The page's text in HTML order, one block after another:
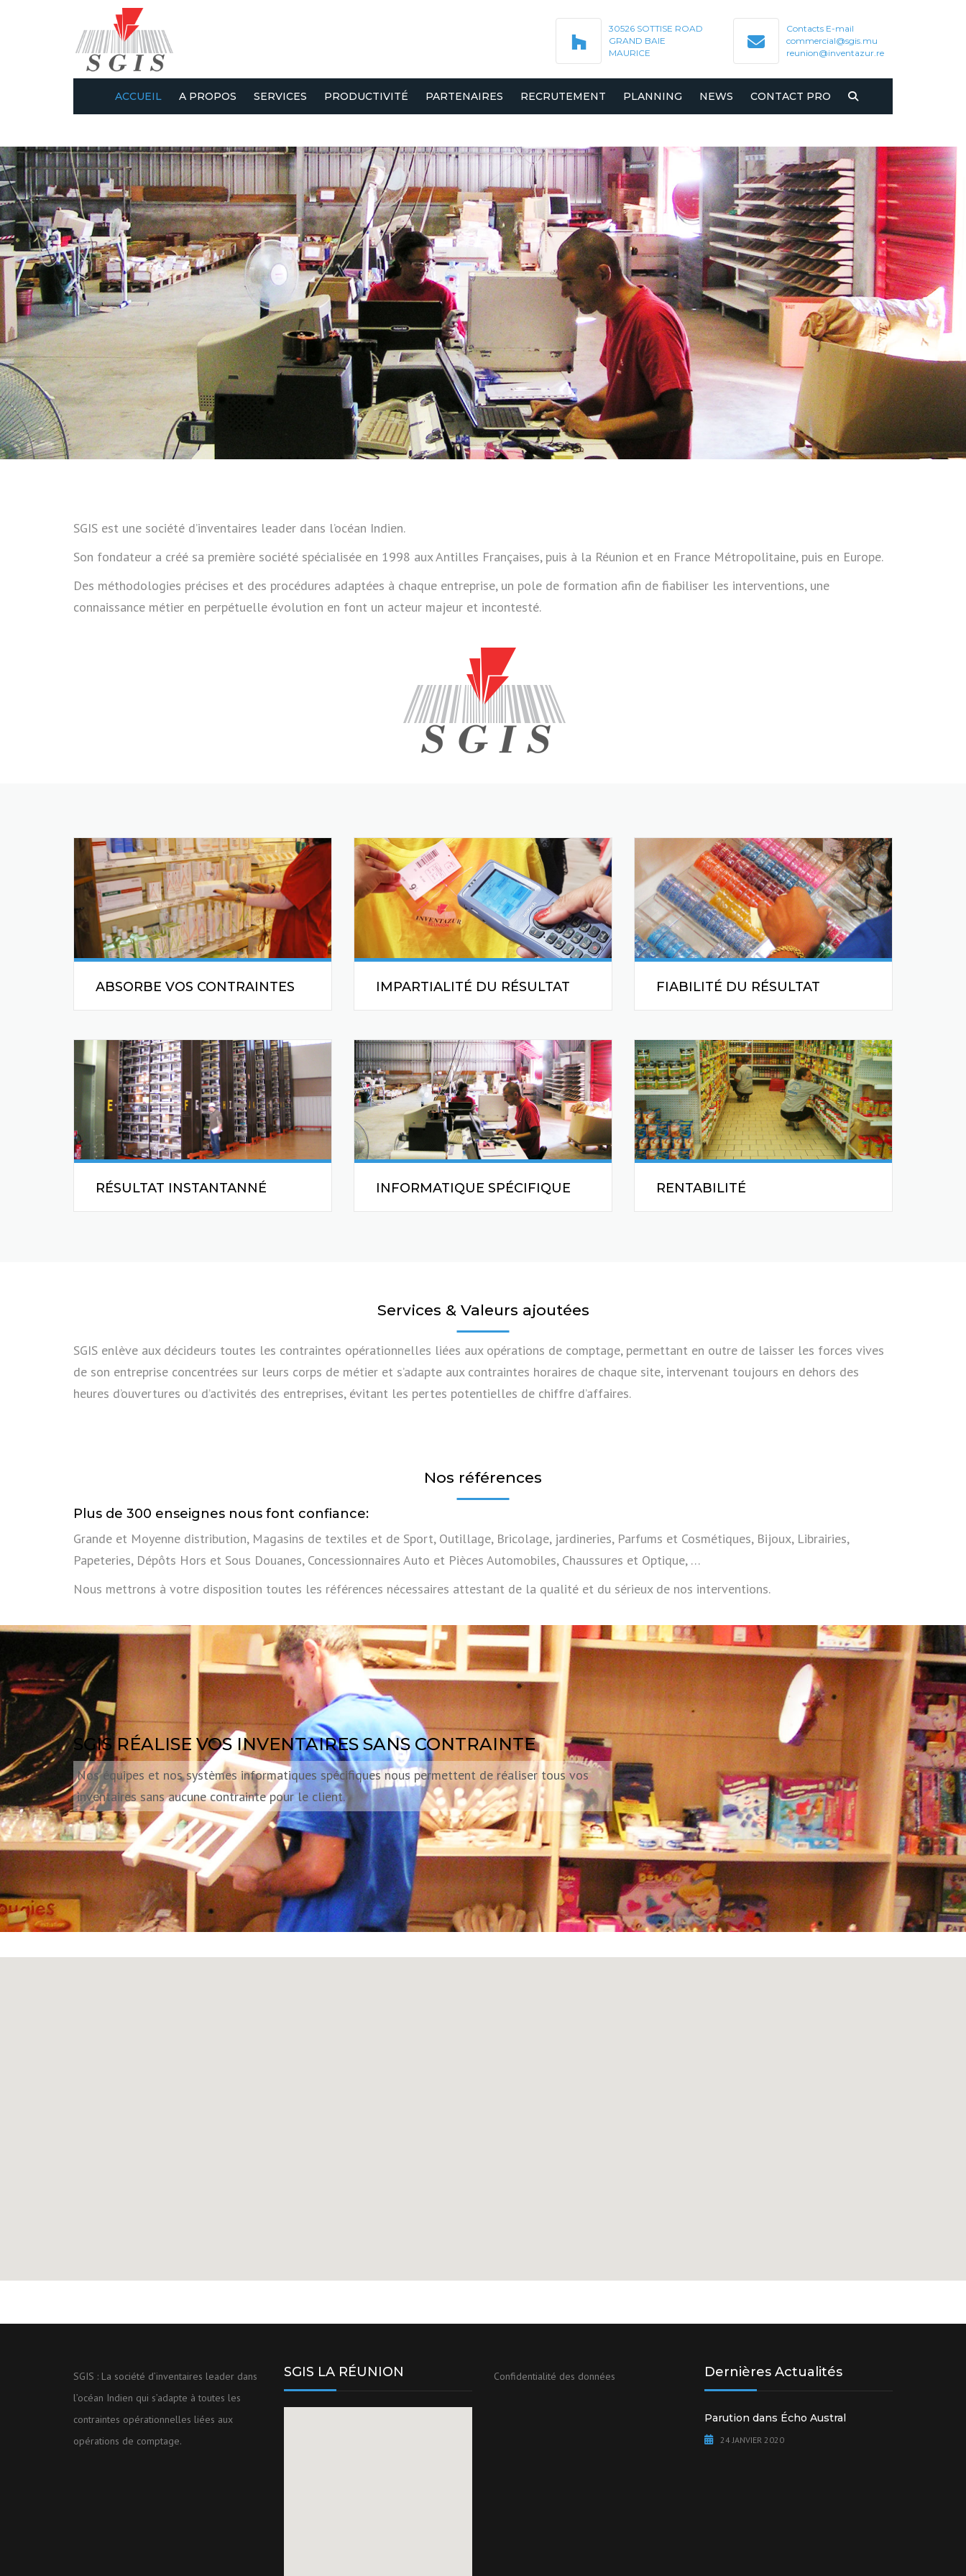
30526 SOTTISE ROAD
GRAND BAIE
MAURICE
Contacts E-mail
commercial@sgis.mu
reunion@inventazur.re
ACCUEIL A PROPOS SERVICES PRODUCTIVITÉ PARTENAIRES RECRUTEMENT PLANNING NEWS CONTACT PRO
SGIS est une société d’inventaires leader dans l’océan Indien.
Son fondateur a créé sa première société spécialisée en 1998 aux Antilles Françaises, puis à la Réunion et en France Métropolitaine, puis en Europe.
Des méthodologies précises et des procédures adaptées à chaque entreprise, un pole de formation afin de fiabiliser les interventions, une
connaissance métier en perpétuelle évolution en font un acteur majeur et incontesté.
ABSORBE VOS CONTRAINTES
contraintes de personnel de chaque
entreprise
RÉSULTAT INSTANTANNÉ
IMPARTIALITÉ DU RÉSULTAT
une totale impartialité dans le
résultat
INFORMATIQUE SPÉCIFIQUE
FIABILITÉ DU RÉSULTAT
d’intervention particulièrement
strictes, assurant ainsi la fiabilité du
stockphysique
RENTABILITÉ
Services & Valeurs ajoutées
SGIS enlève aux décideurs toutes les contraintes opérationnelles liées aux opérations de comptage, permettant en outre de laisser les forces vives
de son entreprise concentrées sur leurs corps de métier et s’adapte aux contraintes horaires de chaque site, intervenant toujours en dehors des
heures d’ouvertures ou d’activités des entreprises, évitant les pertes potentielles de chiffre d’affaires.
Nos références
Plus de 300 enseignes nous font confiance:
Grande et Moyenne distribution, Magasins de textiles et de Sport, Outillage, Bricolage, jardineries, Parfums et Cosmétiques, Bijoux, Librairies,
Papeteries, Dépôts Hors et Sous Douanes, Concessionnaires Auto et Pièces Automobiles, Chaussures et Optique, …
Nous mettrons à votre disposition toutes les références nécessaires attestant de la qualité et du sérieux de nos interventions.
SGIS RÉALISE VOS INVENTAIRES SANS CONTRAINTE
Nos équipes et nos systèmes informatiques spécifiques nous permettent de réaliser tous vos
inventaires sans aucune contrainte pour le client.
SGIS : La société d’inventaires leader dans
l’océan Indien qui s’adapte à toutes les
contraintes opérationnelles liées aux
opérations de comptage.
SGIS LA RÉUNION Confidentialité des données Dernières Actualités
Parution dans Écho Austral
24 JANVIER 2020